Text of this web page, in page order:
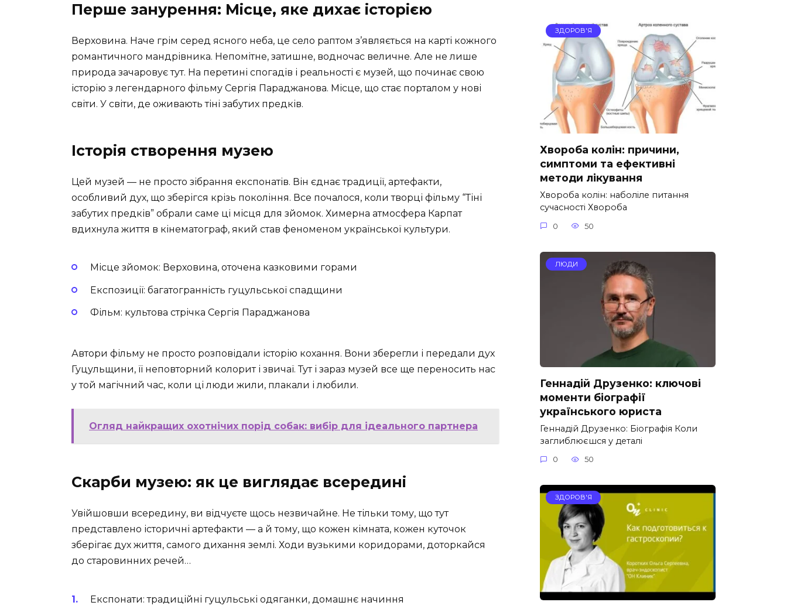
Перше занурення: Місце, яке дихає історією
Верховина. Наче грім серед ясного неба, це село раптом з’являється на карті кожного
романтичного мандрівника. Непомітне, затишне, водночас величне. Але не лише
природа зачаровує тут. На перетині спогадів і реальності є музей, що починає свою
історію з легендарного фільму Сергія Параджанова. Місце, що стає порталом у нові
світи. У світи, де оживають тіні забутих предків.
Історія створення музею
Цей музей — не просто зібрання експонатів. Він єднає традиції, артефакти,
особливий дух, що зберігся крізь покоління. Все почалося, коли творці фільму “Тіні
забутих предків” обрали саме ці місця для зйомок. Химерна атмосфера Карпат
вдихнула життя в кінематограф, який став феноменом української культури.
Місце зйомок: Верховина, оточена казковими горами
Експозиції: багатогранність гуцульської спадщини
Фільм: культова стрічка Сергія Параджанова
Автори фільму не просто розповідали історію кохання. Вони зберегли і передали дух
Гуцульщини, її неповторний колорит і звичаї. Тут і зараз музей все ще переносить нас
у той магічний час, коли ці люди жили, плакали і любили.
Огляд найкращих охотнічих порід собак: вибір для ідеального партнера
Скарби музею: як це виглядає всередині
Увійшовши всередину, ви відчуєте щось незвичайне. Не тільки тому, що тут
представлено історичні артефакти — а й тому, що кожен кімната, кожен куточок
зберігає дух життя, самого дихання землі. Ходи вузькими коридорами, доторкайся
до старовинних речей…
Експонати: традиційні гуцульські одяганки, домашнє начиння
ЗДОРОВ'Я
Хвороба колін: причини,
симптоми та ефективні
методи лікування
Хвороба колін: наболіле питання
сучасності Хвороба
0 50
ЛЮДИ
Геннадій Друзенко: ключові
моменти біографії
українського юриста
Геннадій Друзенко: Біографія Коли
заглиблюєшся у деталі
0 50
ЗДОРОВ'Я